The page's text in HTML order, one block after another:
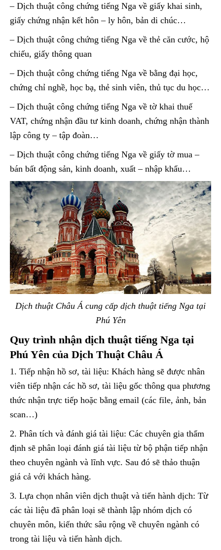
– Dịch thuật công chứng tiếng Nga về giấy khai sinh,
giấy chứng nhận kết hôn – ly hôn, bản di chúc…
– Dịch thuật công chứng tiếng Nga về thẻ căn cước, hộ
chiếu, giấy thông quan
– Dịch thuật công chứng tiếng Nga về bằng đại học,
chứng chỉ nghề, học bạ, thẻ sinh viên, thủ tục du học…
– Dịch thuật công chứng tiếng Nga về tờ khai thuế
VAT, chứng nhận đầu tư kinh doanh, chứng nhận thành
lập công ty – tập đoàn…
– Dịch thuật công chứng tiếng Nga về giấy tờ mua –
bán bất động sản, kinh doanh, xuất – nhập khẩu…
Dịch thuật Châu Á cung cấp dịch thuật tiếng Nga tại
Phú Yên
Quy trình nhận dịch thuật tiếng Nga tại
Phú Yên của Dịch Thuật Châu Á
1. Tiếp nhận hồ sơ, tài liệu: Khách hàng sẽ được nhân
viên tiếp nhận các hồ sơ, tài liệu gốc thông qua phương
thức nhận trực tiếp hoặc bằng email (các file, ảnh, bản
scan…)
2. Phân tích và đánh giá tài liệu: Các chuyên gia thẩm
định sẽ phân loại đánh giá tài liệu từ bộ phận tiếp nhận
theo chuyên ngành và lĩnh vực. Sau đó sẽ thảo thuận
giá cả với khách hàng.
3. Lựa chọn nhân viên dịch thuật và tiến hành dịch: Từ
các tài liệu đã phân loại sẽ thành lập nhóm dịch có
chuyên môn, kiến thức sâu rộng về chuyên ngành có
trong tài liệu và tiến hành dịch.